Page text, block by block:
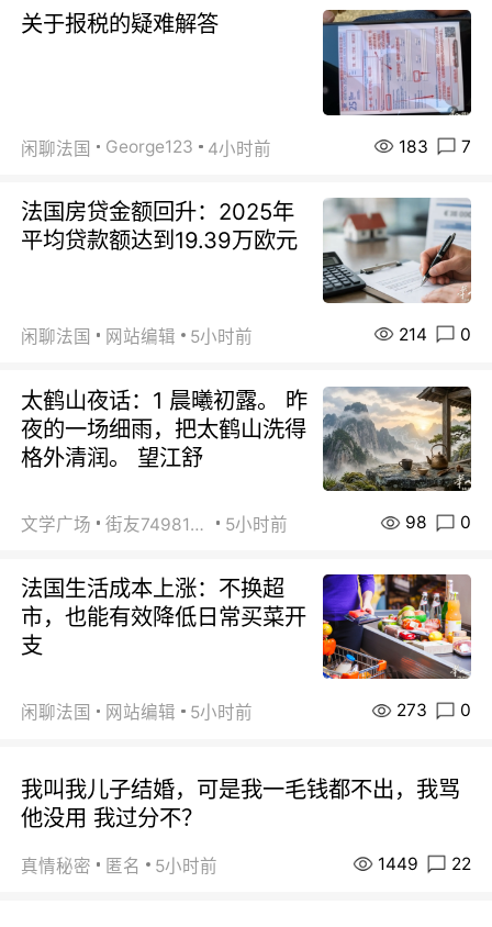
关于报税的疑难解答
闲聊法国 George123 4小时前 183 7
法国房贷金额回升：2025年
平均贷款额达到19.39万欧元
闲聊法国 网站编辑 5小时前 214 0
太鹤山夜话：1 晨曦初露。 昨
夜的一场细雨，把太鹤山洗得
格外清润。 望江舒
文学广场 街友74981146 5小时前 98 0
法国生活成本上涨：不换超
市，也能有效降低日常买菜开
支
闲聊法国 网站编辑 5小时前 273 0
我叫我儿子结婚，可是我一毛钱都不出，我骂
他没用 我过分不？
真情秘密 匿名 5小时前 1449 22